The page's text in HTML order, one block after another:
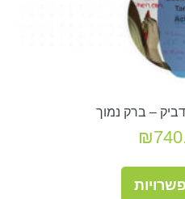
– ברק נמוך
₪
למוצר